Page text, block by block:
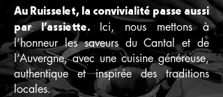
Au Ruisselet, la convivialité passe aussi
par l’assiette. Ici, nous mettons à
l’honneur les saveurs du Cantal et de
l’Auvergne, avec une cuisine généreuse,
authentique et inspirée des traditions
locales.